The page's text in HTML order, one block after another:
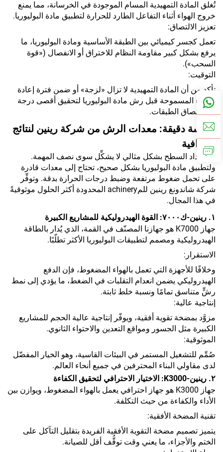
تُغلق المادة التمهيدية المسام الموجودة في الخرسانة، مما يمنع
خروج الهواء أثناء التفاعل الطارد للحرارة لتطبيق مادة البوليوريا.
تعزيز الالتصاق:
تعمل كجسر كيميائي بين الطبقة الأساسية ومادة البوليوريا، ما
يرفع بشكل كبير مقاومة النظام للاختراق أو الانفصال («قوة
السحب»).
التوقيت:
تأكد من أن المادة التمهيدية لا تزال «لزجة» أو ضمن فترة إعادة
الطلاء المسموحة قبل رش مادة البوليوريا لتحقيق أقصى درجة
من التصاق الطبقات.
هندسة دقيقة: معدات الرش من شركة رينين لنتائج
احترافية
إن إعداد السطح بشكل مثالي لا يشكِّل سوى نصف المهمة.
ولتطبيق مادة البوليوريا بشكل صحيح، تحتاج إلى معدات قادرة
على تحمل ضغوط مرتفعة وضبط درجات الحرارة بدقة. وتوفِّر
شركة شاندونغ رينين للمachinery المحدودة أكثر الحلول موثوقيةً
في هذا المجال.
١. رينين-ك٧٠٠٠: القوة الهيدروليكية للمشاريع الكبيرة
جهاز K7000 هو جهازنا المصنّف في القمة، الذي يُدار بالطاقة
الهيدروليكية ومصمم لتطبيقات البوليوريا الأكثر تطلّبًا.
الاستقرار:
وخلافًا للأجهزة التي تعمل بالهواء المضغوط، فإن الدفع
الهيدروليكي يضمن انعدام التقلبات في الضغط، ما يؤدي إلى نمط
رشٍّ متناسق تمامًا ونسبة خلط ثابتة.
إنتاجية عالية:
مزوَّد بمضخة تقوية أفقية، ويوفّر إنتاجية عالية الحجم للمشاريع
الكبيرة مثل الجسور ومواقع التعدين والاحتواء الثانوي.
الموثوقية:
صُمِّم للتشغيل المستمر في البيئات القاسية، وهو الخيار المفضّل
لدى مقاولي البناء المحترفين في جميع أنحاء العالم.
٢. رينين-K3000: الاختيار الاحترافي لتحقيق الكفاءة
جهاز K3000 هو جهاز احترافي يعمل بالهواء المضغوط، ويوازن بين
الأداء والكفاءة من حيث التكلفة.
تقنية المضخة الأفقية:
يتميز تصميم مضخة التقوية الأفقية الفريدة بتقليل التآكل على
الختم والأجزاء، ما يعني وقت توقُّف أقل للصيانة.